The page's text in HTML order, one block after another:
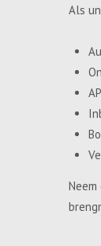
Als
Neem